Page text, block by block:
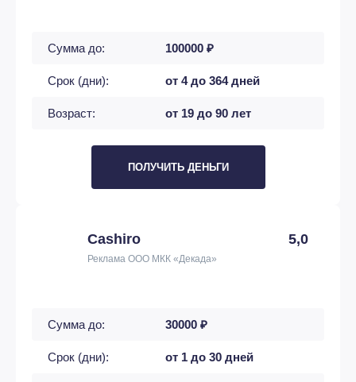
Сумма до: 100000 ₽
Срок (дни): от 4 до 364 дней
Возраст: от 19 до 90 лет
ПОЛУЧИТЬ ДЕНЬГИ
Cashiro 5,0
Реклама ООО МКК «Декада»
Сумма до: 30000 ₽
Срок (дни): от 1 до 30 дней